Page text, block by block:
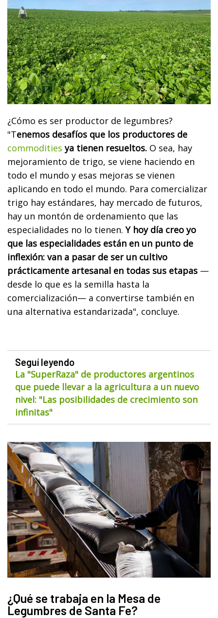
¿Cómo es ser productor de legumbres?
"Tenemos desafíos que los productores de
commodities ya tienen resueltos. O sea, hay
mejoramiento de trigo, se viene haciendo en
todo el mundo y esas mejoras se vienen
aplicando en todo el mundo. Para comercializar
trigo hay estándares, hay mercado de futuros,
hay un montón de ordenamiento que las
especialidades no lo tienen.Y hoy día creo yo
que las especialidades están en un punto de
inflexión: van a pasar de ser un cultivo
prácticamente artesanal en todas sus etapas —
desde lo que es la semilla hasta la
comercialización— a convertirse también en
una alternativa estandarizada", concluye.
Seguí leyendo
La "SuperRaza" de productores argentinos
que puede llevar a la agricultura a un nuevo
nivel: "Las posibilidades de crecimiento son
infinitas"
¿Qué se trabaja en la Mesa de
Legumbres de Santa Fe?